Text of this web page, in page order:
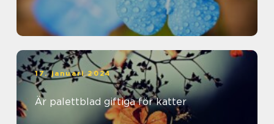
17. januari 2024
Är palettblad giftiga för katter